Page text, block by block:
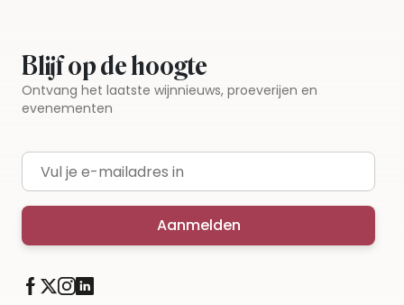
Blijf op de hoogte
Ontvang het laatste wijnnieuws, proeverijen en
evenementen
E-mailadres
Aanmelden